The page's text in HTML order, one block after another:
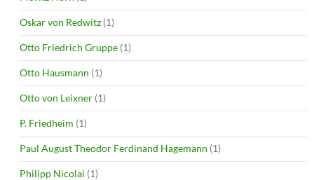
Oskar von Redwitz (1)
Otto Friedrich Gruppe (1)
Otto Hausmann (1)
Otto von Leixner (1)
P. Friedheim (1)
Paul August Theodor Ferdinand Hagemann (1)
Philipp Nicolai (1)